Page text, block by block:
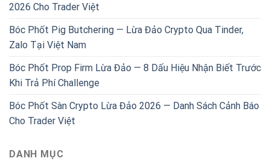
2026 Cho Trader Việt
Bóc Phốt Pig Butchering — Lừa Đảo Crypto Qua Tinder,
Zalo Tại Việt Nam
Bóc Phốt Prop Firm Lừa Đảo — 8 Dấu Hiệu Nhận Biết Trước
Khi Trả Phí Challenge
Bóc Phốt Sàn Crypto Lừa Đảo 2026 — Danh Sách Cảnh Báo
Cho Trader Việt
DANH MỤC